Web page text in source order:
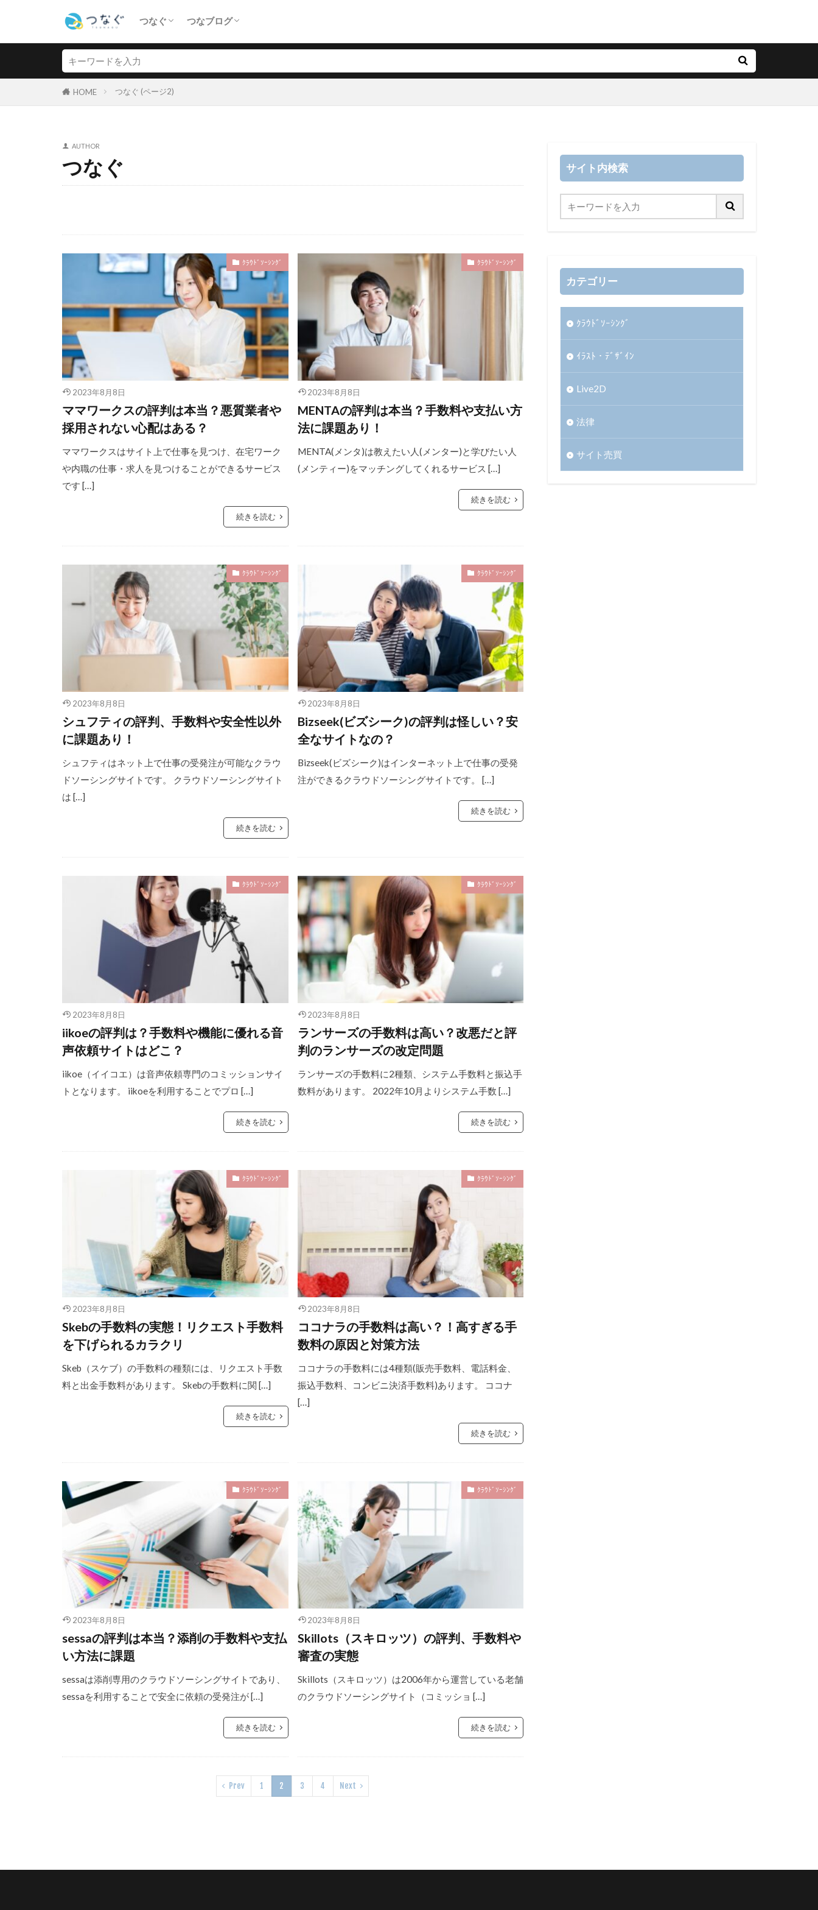
つなぐ
コミッション
つなブログ
サイト売買
ｸﾗｳﾄﾞｿｰｼﾝｸﾞ
ｲﾗｽﾄ・ﾃﾞｻﾞｲﾝ
Live2D
法律
その他
HOME つなぐ (ページ2)
AUTHOR
つなぐ
ｸﾗｳﾄﾞｿｰｼﾝｸﾞ
2023年8月8日
ママワークスの評判は本当？悪質業者や
採用されない心配はある？
ママワークスはサイト上で仕事を見つけ、在宅ワーク
や内職の仕事・求人を見つけることができるサービス
です […]
続きを読む
ｸﾗｳﾄﾞｿｰｼﾝｸﾞ
2023年8月8日
MENTAの評判は本当？手数料や支払い方
法に課題あり！
MENTA(メンタ)は教えたい人(メンター)と学びたい人
(メンティー)をマッチングしてくれるサービス […]
続きを読む
ｸﾗｳﾄﾞｿｰｼﾝｸﾞ
2023年8月8日
シュフティの評判、手数料や安全性以外
に課題あり！
シュフティはネット上で仕事の受発注が可能なクラウ
ドソーシングサイトです。 クラウドソーシングサイト
は […]
続きを読む
ｸﾗｳﾄﾞｿｰｼﾝｸﾞ
2023年8月8日
Bizseek(ビズシーク)の評判は怪しい？安
全なサイトなの？
Bizseek(ビズシーク)はインターネット上で仕事の受発
注ができるクラウドソーシングサイトです。 […]
続きを読む
ｸﾗｳﾄﾞｿｰｼﾝｸﾞ
2023年8月8日
iikoeの評判は？手数料や機能に優れる音
声依頼サイトはどこ？
iikoe（イイコエ）は音声依頼専門のコミッションサイ
トとなります。 iikoeを利用することでプロ […]
続きを読む
ｸﾗｳﾄﾞｿｰｼﾝｸﾞ
2023年8月8日
ランサーズの手数料は高い？改悪だと評
判のランサーズの改定問題
ランサーズの手数料に2種類、システム手数料と振込手
数料があります。 2022年10月よりシステム手数 […]
続きを読む
ｸﾗｳﾄﾞｿｰｼﾝｸﾞ
2023年8月8日
Skebの手数料の実態！リクエスト手数料
を下げられるカラクリ
Skeb（スケブ）の手数料の種類には、リクエスト手数
料と出金手数料があります。 Skebの手数料に関 […]
続きを読む
ｸﾗｳﾄﾞｿｰｼﾝｸﾞ
2023年8月8日
ココナラの手数料は高い？！高すぎる手
数料の原因と対策方法
ココナラの手数料には4種類(販売手数料、電話料金、
振込手数料、コンビニ決済手数料)あります。 ココナ
[…]
続きを読む
ｸﾗｳﾄﾞｿｰｼﾝｸﾞ
2023年8月8日
sessaの評判は本当？添削の手数料や支払
い方法に課題
sessaは添削専用のクラウドソーシングサイトであり、
sessaを利用することで安全に依頼の受発注が […]
続きを読む
ｸﾗｳﾄﾞｿｰｼﾝｸﾞ
2023年8月8日
Skillots（スキロッツ）の評判、手数料や
審査の実態
Skillots（スキロッツ）は2006年から運営している老舗
のクラウドソーシングサイト（コミッショ […]
続きを読む
Prev 1 2 3 4 Next
サイト内検索
カテゴリー
ｸﾗｳﾄﾞｿｰｼﾝｸﾞ
ｲﾗｽﾄ・ﾃﾞｻﾞｲﾝ
Live2D
法律
サイト売買